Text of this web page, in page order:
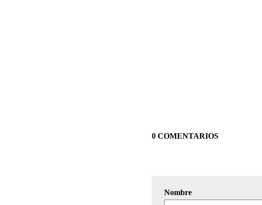
0 COMENTARIOS
Nombre